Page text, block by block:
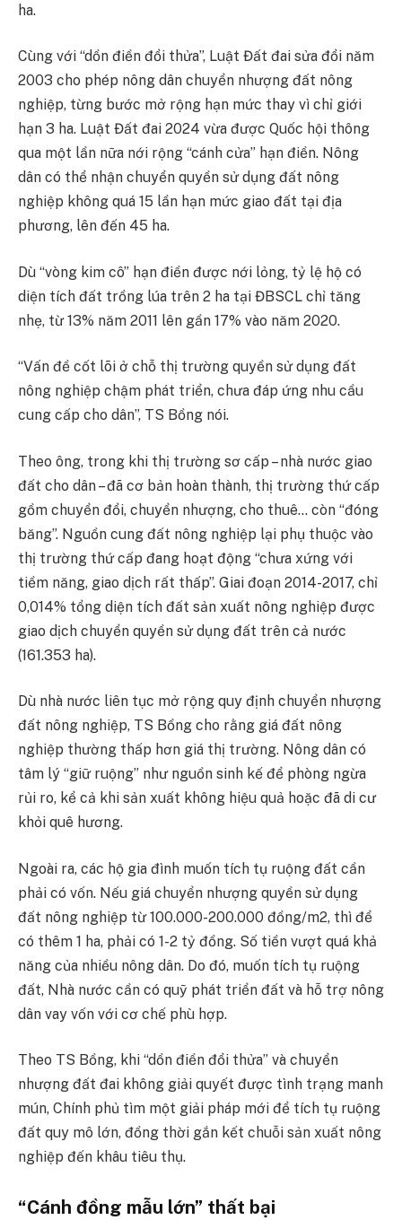
ha.
Cùng với “dồn điền đổi thửa”, Luật Đất đai sửa đổi năm
2003 cho phép nông dân chuyển nhượng đất nông
nghiệp, từng bước mở rộng hạn mức thay vì chỉ giới
hạn 3 ha. Luật Đất đai 2024 vừa được Quốc hội thông
qua một lần nữa nới rộng “cánh cửa” hạn điền. Nông
dân có thể nhận chuyển quyền sử dụng đất nông
nghiệp không quá 15 lần hạn mức giao đất tại địa
phương, lên đến 45 ha.
Dù “vòng kim cô” hạn điền được nới lỏng, tỷ lệ hộ có
diện tích đất trồng lúa trên 2 ha tại ĐBSCL chỉ tăng
nhẹ, từ 13% năm 2011 lên gần 17% vào năm 2020.
“Vấn đề cốt lõi ở chỗ thị trường quyền sử dụng đất
nông nghiệp chậm phát triển, chưa đáp ứng nhu cầu
cung cấp cho dân”, TS Bồng nói.
Theo ông, trong khi thị trường sơ cấp – nhà nước giao
đất cho dân – đã cơ bản hoàn thành, thị trường thứ cấp
gồm chuyển đổi, chuyển nhượng, cho thuê… còn “đóng
băng”. Nguồn cung đất nông nghiệp lại phụ thuộc vào
thị trường thứ cấp đang hoạt động “chưa xứng với
tiềm năng, giao dịch rất thấp”. Giai đoạn 2014-2017, chỉ
0,014% tổng diện tích đất sản xuất nông nghiệp được
giao dịch chuyển quyền sử dụng đất trên cả nước
(161.353 ha).
Dù nhà nước liên tục mở rộng quy định chuyển nhượng
đất nông nghiệp, TS Bồng cho rằng giá đất nông
nghiệp thường thấp hơn giá thị trường. Nông dân có
tâm lý “giữ ruộng” như nguồn sinh kế để phòng ngừa
rủi ro, kể cả khi sản xuất không hiệu quả hoặc đã di cư
khỏi quê hương.
Ngoài ra, các hộ gia đình muốn tích tụ ruộng đất cần
phải có vốn. Nếu giá chuyển nhượng quyền sử dụng
đất nông nghiệp từ 100.000-200.000 đồng/m2, thì để
có thêm 1 ha, phải có 1-2 tỷ đồng. Số tiền vượt quá khả
năng của nhiều nông dân. Do đó, muốn tích tụ ruộng
đất, Nhà nước cần có quỹ phát triển đất và hỗ trợ nông
dân vay vốn với cơ chế phù hợp.
Theo TS Bồng, khi “dồn điền đổi thửa” và chuyển
nhượng đất đai không giải quyết được tình trạng manh
mún, Chính phủ tìm một giải pháp mới để tích tụ ruộng
đất quy mô lớn, đồng thời gắn kết chuỗi sản xuất nông
nghiệp đến khâu tiêu thụ.
“Cánh đồng mẫu lớn” thất bại